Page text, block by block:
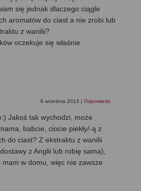
się jednak dlaczego ciągle
aromatów do ciast a nie zrobi lub
z wanilii?
oczekuje się właśnie
8 września 2013 | Odpowiedz
Jakoś tak wychodzi, może
babcie, ciocie piekły/-ą z
do ciast? Z ekstraktu z wanilii
z Anglii lub robię sama),
w domu, więc nie zawsze